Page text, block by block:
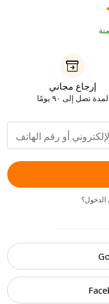
إرجاع مجاني
لمدة تصل إلى ٩٠ يومًا